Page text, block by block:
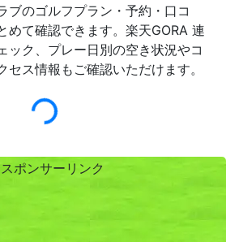
ブのゴルフプラン・予約・口コ
めて確認できます。楽天GORA 連
ック、プレー日別の空き状況やコ
セス情報もご確認いただけます。
スポンサーリンク